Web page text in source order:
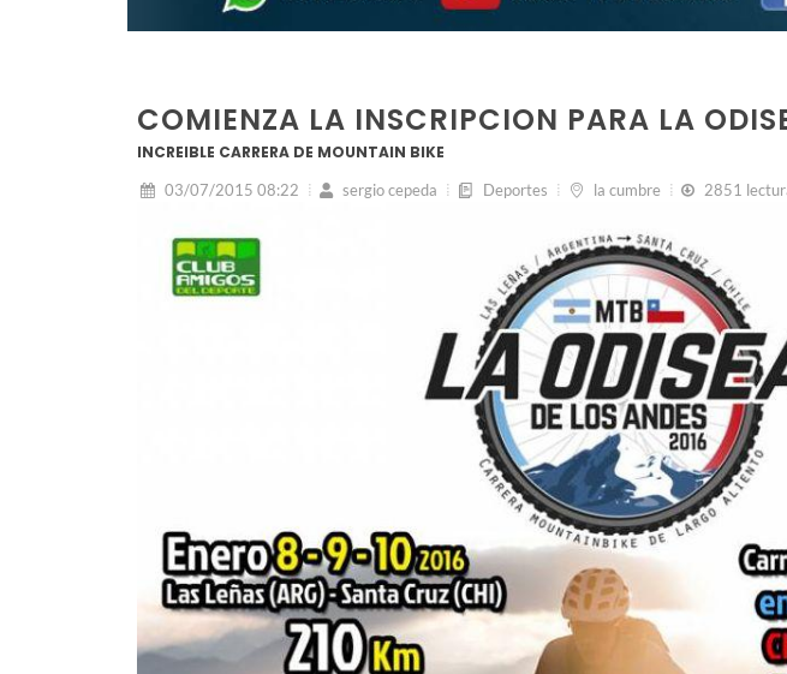
COMIENZA LA INSCRIPCION PARA LA
INCREIBLE CARRERA DE MOUNTAIN BIKE
03/07/2015 08:22 sergio cepeda Deportes la cumbre 2851